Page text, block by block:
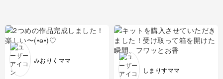
画像編集ツール
カメラ基礎みおりくママ
しまりすママ